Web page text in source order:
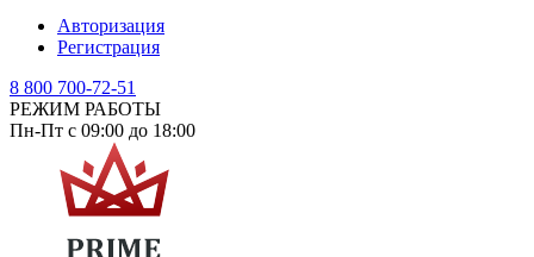
Авторизация
Регистрация
8 800 700-72-51
РЕЖИМ РАБОТЫ
Пн-Пт с 09:00 до 18:00